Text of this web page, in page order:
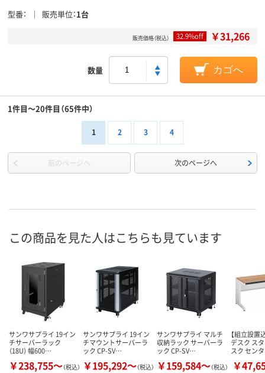
型番 販売単位 1台
販売価格（税込） 32.9%off ￥31,266
数量 カゴへ
1件目～20件目（65件中）
1 2 3 4
前のページへ 次のページへ
この商品を見た人はこちらも見ています
サンワサプライ 19イン
チサーバーラック
（18U） 幅600…
￥238,755～（税込）
サンワサプライ 19イン
チマウントサーバーラ
ック CP-SV…
￥195,292～（税込）
サンワサプライ マルチ
収納ラック サーバーラ
ック CP-SV…
￥159,584～（税込）
【組立設置
デスク ス
スク セン
￥